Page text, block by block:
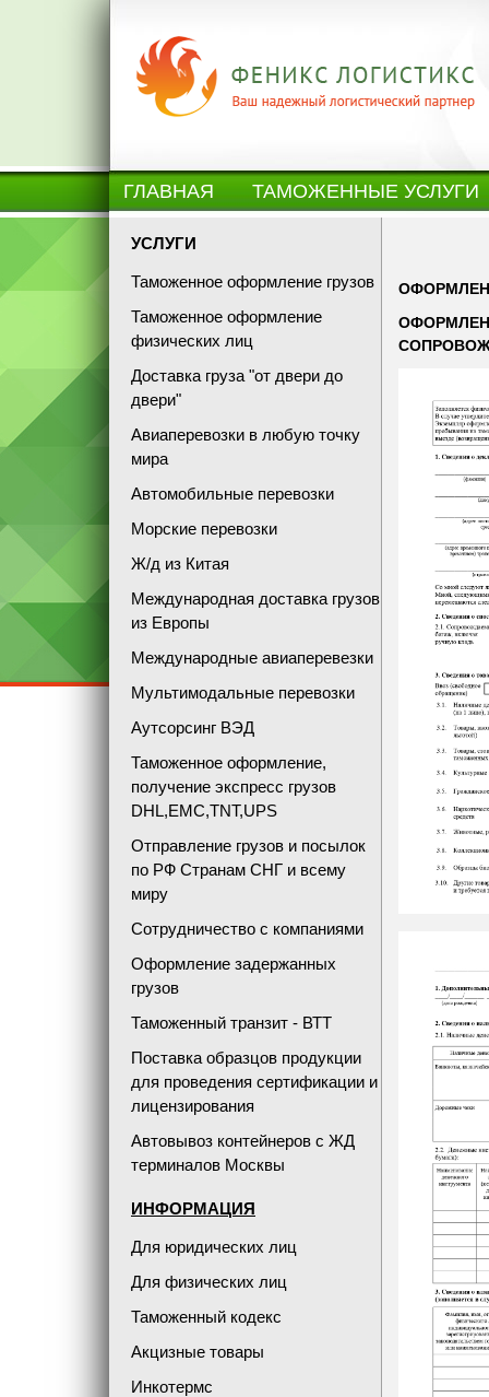
ГЛАВНАЯ ТАМОЖЕННЫЕ УСЛУГИ
УСЛУГИ
Таможенное оформление грузов
Таможенное оформление
физических лиц
Доставка груза "от двери до
двери"
Авиаперевозки в любую точку
мира
Автомобильные перевозки
Морские перевозки
Ж/д из Китая
Международная доставка грузов
из Европы
Международные авиаперевезки
Мультимодальные перевозки
Аутсорсинг ВЭД
Таможенное оформление,
получение экспресс грузов
DHL,EMC,TNT,UPS
Отправление грузов и посылок
по РФ Странам СНГ и всему
миру
Сотрудничество с компаниями
Оформление задержанных
грузов
Таможенный транзит - ВТТ
Поставка образцов продукции
для проведения сертификации и
лицензирования
Автовывоз контейнеров с ЖД
терминалов Москвы
ИНФОРМАЦИЯ
Для юридических лиц
Для физических лиц
Таможенный кодекс
Акцизные товары
Инкотермс